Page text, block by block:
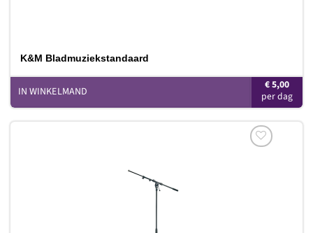
K&M Bladmuziekstandaard
€5,00
IN WINKELMAND